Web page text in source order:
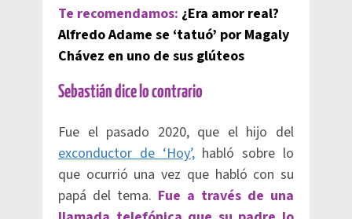
Te recomendamos: ¿Era amor real?
Alfredo Adame se ‘tatuó’ por Magaly
Chávez en uno de sus glúteos
Sebastián dice lo contrario
Fue el pasado 2020, que el hijo del
exconductor de ‘Hoy’,habló sobre lo
que ocurrió una vez que habló con su
papá del tema. Fue a través de una